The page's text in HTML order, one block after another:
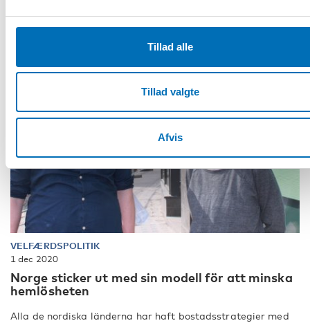
Tillad alle
Tillad valgte
Afvis
VELFÆRDSPOLITIK
1 dec 2020
Norge sticker ut med sin modell för att minska
hemlösheten
Alla de nordiska länderna har haft bostadsstrategier med